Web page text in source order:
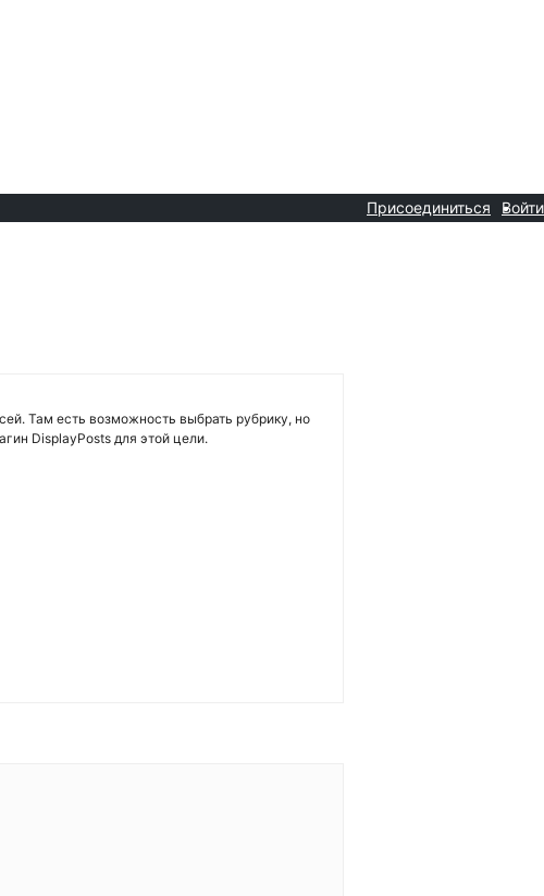
Присоединиться Войти
Там есть возможность выбрать рубрику, но
DisplayPosts для этой цели.